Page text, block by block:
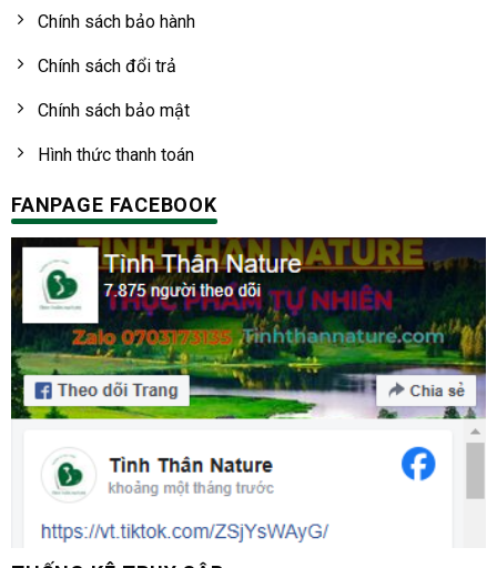
Chính sách bảo hành
Chính sách đổi trả
Chính sách bảo mật
Hình thức thanh toán
FANPAGE FACEBOOK